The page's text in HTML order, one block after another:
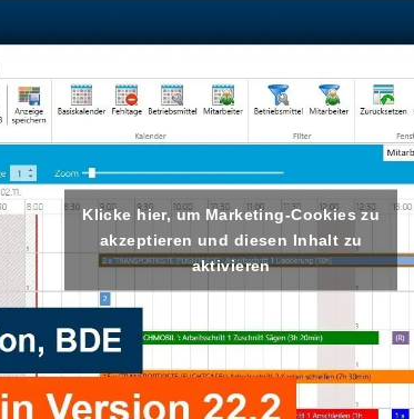
Klicke hier, um Marketing-Cookies zu
akzeptieren und diesen Inhalt zu
aktivieren